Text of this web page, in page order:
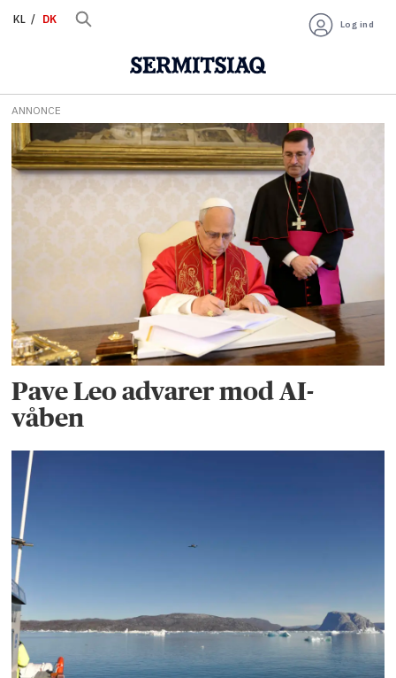
KL DK Log ind
Tag:
kunstig
intelligens
ANNONCE
Pave Leo advarer mod AI-
våben